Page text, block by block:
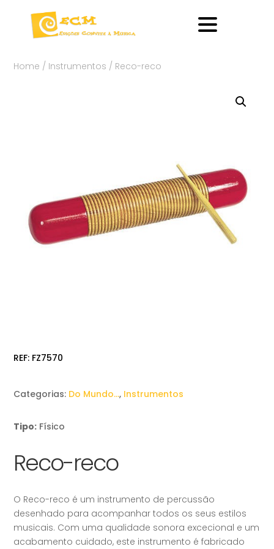
Home / Instrumentos / Reco-reco
REF: FZ7570
Categorias: Do Mundo…, Instrumentos
Tipo: Físico
Reco-reco
O Reco-reco é um instrumento de percussão
desenhado para acompanhar todos os seus estilos
musicais. Com uma qualidade sonora excecional e um
acabamento cuidado, este instrumento é fabricado